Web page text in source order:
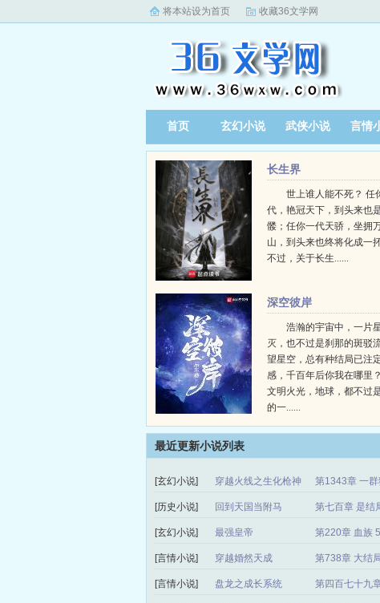
将本站设为首页 收藏36文学网
首页 玄幻小说 武侠小说 言情
长生界
世上谁人能不死？ 任
代，艳冠天下，到头来也
髅；任你一代天骄，坐拥
山，到头来也终将化成一
不过，关于长生......
深空彼岸
浩瀚的宇宙中，一片
灭，也不过是刹那的斑驳
望星空，总有种结局已注
感，千百年后你我在哪里
文明火光，地球，都不过
的一......
最近更新小说列表
[玄幻小说] 穿越火线之生化枪神 第1343章 一群
[历史小说] 回到天国当附马 第七百章 是结
[玄幻小说] 最强皇帝 第220章 血族 5
[言情小说] 穿越婚然天成 第738章 大结
[言情小说] 盘龙之成长系统 第四百七十九